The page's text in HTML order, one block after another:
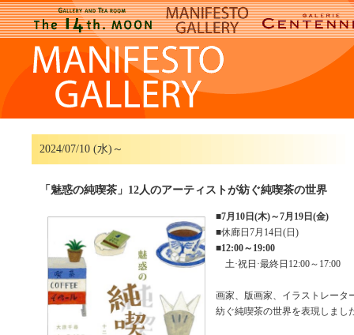
2024/07/10 (水)～
「魅惑の純喫茶」12人のアーティストが紡ぐ純喫茶の世界
■7月10日(木)～7月19日(金)
■休廊日7月14日(日)
■12:00～19:00
土·祝日·最終日12:00～17:00
画家、版画家、イラストレータ
紡ぐ純喫茶の世界を表現し